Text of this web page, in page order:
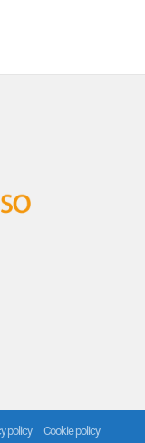
policy Cookie policy